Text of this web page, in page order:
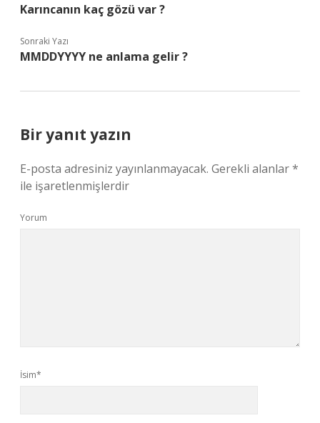
Karıncanın kaç gözü var ?
Sonraki Yazı
MMDDYYYY ne anlama gelir ?
Bir yanıt yazın
E-posta adresiniz yayınlanmayacak. Gerekli alanlar*
ile işaretlenmişlerdir
Yorum
İsim*